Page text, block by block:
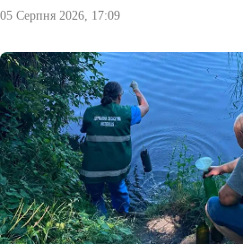
05 Серпня 2026, 17:09